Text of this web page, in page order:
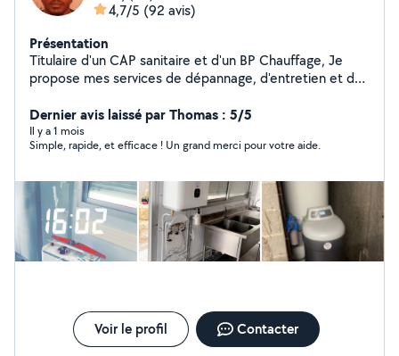
4,7/5 (92 avis)
Présentation
Titulaire d'un CAP sanitaire et d'un BP Chauffage, Je
propose mes services de dépannage, d'entretien et de
baignoire, débouchage, recherche de fuite , différentes
modifications et tout travaux sanitaires Création de
salle de bain
Dernier avis laissé par Thomas : 5/5
Il y a 1 mois
Simple, rapide, et efficace ! Un grand merci pour votre aide.
Voir le profil Contacter